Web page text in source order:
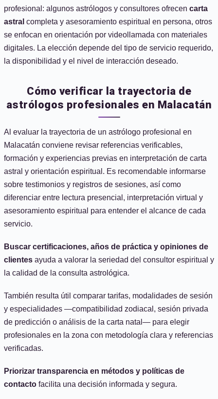
profesional: algunos astrólogos y consultores ofrecen carta
astral completa y asesoramiento espiritual en persona, otros
se enfocan en orientación por videollamada con materiales
digitales. La elección depende del tipo de servicio requerido,
la disponibilidad y el nivel de interacción deseado.
Cómo verificar la trayectoria de
astrólogos profesionales en Malacatán
Al evaluar la trayectoria de un astrólogo profesional en
Malacatán conviene revisar referencias verificables,
formación y experiencias previas en interpretación de carta
astral y orientación espiritual. Es recomendable informarse
sobre testimonios y registros de sesiones, así como
diferenciar entre lectura presencial, interpretación virtual y
asesoramiento espiritual para entender el alcance de cada
servicio.
Buscar certificaciones, años de práctica y opiniones de
clientes ayuda a valorar la seriedad del consultor espiritual y
la calidad de la consulta astrológica.
También resulta útil comparar tarifas, modalidades de sesión
y especialidades —compatibilidad zodiacal, sesión privada
de predicción o análisis de la carta natal— para elegir
profesionales en la zona con metodología clara y referencias
verificadas.
Priorizar transparencia en métodos y políticas de
contacto facilita una decisión informada y segura.